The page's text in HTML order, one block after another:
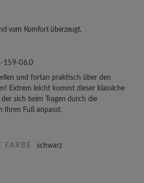
vom Komfort überzeugt.
159-06,0
und fortan praktisch über den
Extrem leicht kommt dieser klassiche
der sich beim Tragen durch die
Ihren Fuß anpasst.
FARBE schwarz